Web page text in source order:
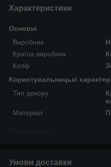
Характеристики
Основні
Виробник
Країна виробник
Колір
Користувальницькі
Тип декору
Матеріал
Умови доставки